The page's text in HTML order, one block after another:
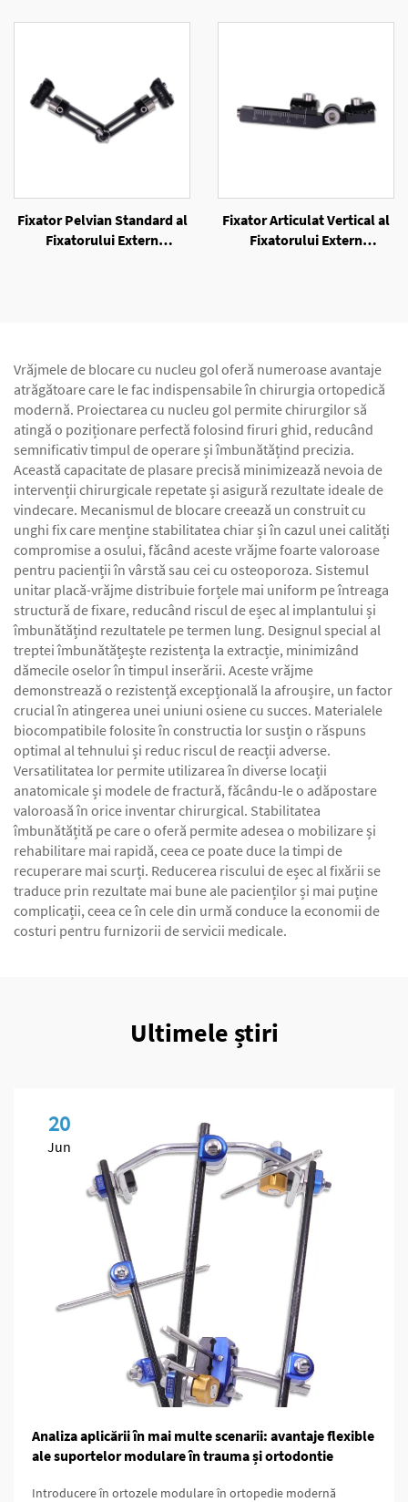
cu Inele
Fixator Pelvian Standard al
Fixatorului Extern
Fixator Articulat Vertical al
Fixatorului Extern
Vrăjmele de blocare cu nucleu gol oferă numeroase avantaje
atrăgătoare care le fac indispensabile în chirurgia ortopedică
modernă. Proiectarea cu nucleu gol permite chirurgilor să
atingă o poziționare perfectă folosind firuri ghid, reducând
semnificativ timpul de operare și îmbunătățind precizia.
Această capacitate de plasare precisă minimizează nevoia de
intervenții chirurgicale repetate și asigură rezultate ideale de
vindecare. Mecanismul de blocare creează un construit cu
unghi fix care menține stabilitatea chiar și în cazul unei calități
compromise a osului, făcând aceste vrăjme foarte valoroase
pentru pacienții în vârstă sau cei cu osteoporoza. Sistemul
unitar placă-vrăjme distribuie forțele mai uniform pe întreaga
structură de fixare, reducând riscul de eșec al implantului și
îmbunătățind rezultatele pe termen lung. Designul special al
treptei îmbunătățește rezistența la extracție, minimizând
dămecile oselor în timpul inserării. Aceste vrăjme
demonstrează o rezistență excepțională la afroușire, un factor
crucial în atingerea unei uniuni osiene cu succes. Materialele
biocompatibile folosite în constructia lor susțin o răspuns
optimal al tehnului și reduc riscul de reacții adverse.
Versatilitatea lor permite utilizarea în diverse locații
anatomicale și modele de fractură, făcându-le o adăpostare
valoroasă în orice inventar chirurgical. Stabilitatea
îmbunătățită pe care o oferă permite adesea o mobilizare și
rehabilitare mai rapidă, ceea ce poate duce la timpi de
recuperare mai scurți. Reducerea riscului de eșec al fixării se
traduce prin rezultate mai bune ale pacienților și mai puține
complicații, ceea ce în cele din urmă conduce la economii de
costuri pentru furnizorii de servicii medicale.
Ultimele știri
20
Jun
Analiza aplicării în mai multe scenarii: avantaje flexible
ale suportelor modulare în trauma și ortodontie
Introducere în ortozele modulare în ortopedie modernă